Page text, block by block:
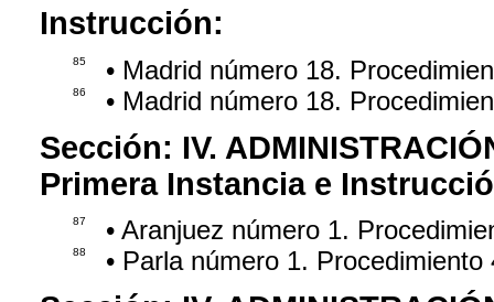
Instrucción:
85 • Madrid número 18.
86 • Madrid número 18.
Sección: IV.
Primera Instancia e
87 • Aranjuez número 1.
88 • Parla número 1. Procedimiento